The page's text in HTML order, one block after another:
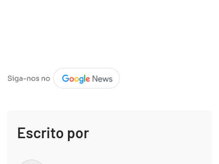
Escrito por